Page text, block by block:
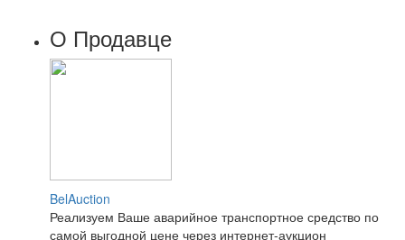
О Продавце
BelAuction
Реализуем Ваше аварийное транспортное средство по
самой выгодной цене через интернет-аукцион